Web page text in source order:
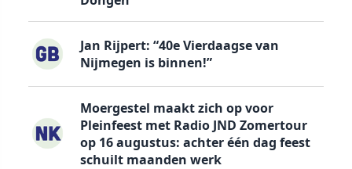
Jan Rijpert: “40e Vierdaagse van
Nijmegen is binnen!”
Moergestel maakt zich op voor
Pleinfeest met Radio JND Zomertour
op 16 augustus: achter één dag feest
schuilt maanden werk